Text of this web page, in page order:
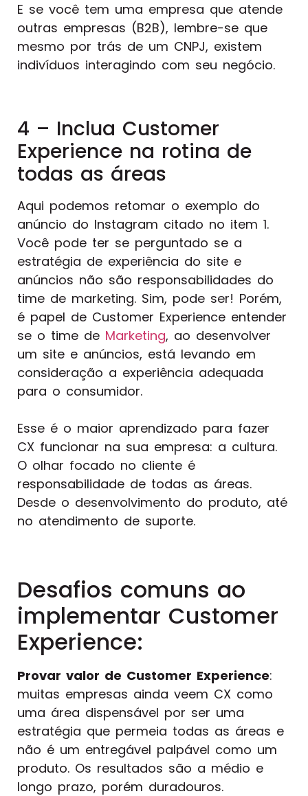
E se você tem uma empresa que atende
outras empresas (B2B), lembre-se que
mesmo por trás de um CNPJ, existem
indivíduos interagindo com seu negócio.
4 – Inclua Customer
Experience na rotina de
todas as áreas
Aqui podemos retomar o exemplo do
anúncio do Instagram citado no item 1.
Você pode ter se perguntado se a
estratégia de experiência do site e
anúncios não são responsabilidades do
time de marketing. Sim, pode ser! Porém,
é papel de Customer Experience entender
se o time de Marketing, ao desenvolver
um site e anúncios, está levando em
consideração a experiência adequada
para o consumidor.
Esse é o maior aprendizado para fazer
CX funcionar na sua empresa: a cultura.
O olhar focado no cliente é
responsabilidade de todas as áreas.
Desde o desenvolvimento do produto, até
no atendimento de suporte.
Desafios comuns ao
implementar Customer
Experience:
Provar valor de Customer Experience:
muitas empresas ainda veem CX como
uma área dispensável por ser uma
estratégia que permeia todas as áreas e
não é um entregável palpável como um
produto. Os resultados são a médio e
longo prazo, porém duradouros.